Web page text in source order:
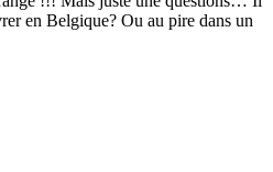
en Belgique? Ou au pire dans un